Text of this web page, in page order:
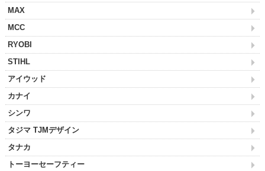
MAX
MCC
RYOBI
STIHL
アイウッド
カナイ
シンワ
タジマ TJMデザイン
タナカ
トーヨーセーフティー